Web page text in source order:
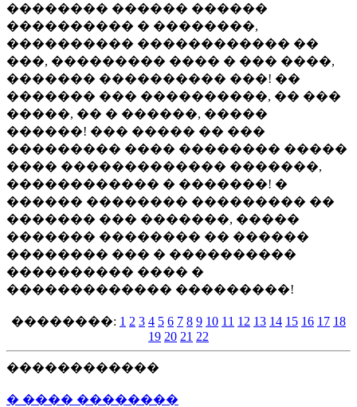
�������� ������ ������
���������� � ��������,
���������� ������������ ��
���, ��������� ���� � ��� ����,
������� ���������� ���! ��
������� ��� ����������, �� ���
�����, �� � ������, �����
������! ��� ����� �� ���
��������� ���� �������� �����
���� ������������� �������,
������������ � �������! �
������ �������� ��������� ��
������� ��� �������, �����
������� �������� �� ������
�������� ��� � ����������
���������� ���� �
������������� ���������!
��������: 1 2 3 4 5 6 7 8 9 10 11 12 13 14 15 16 17 18
19 20 21 22
������������
� ���� ��������